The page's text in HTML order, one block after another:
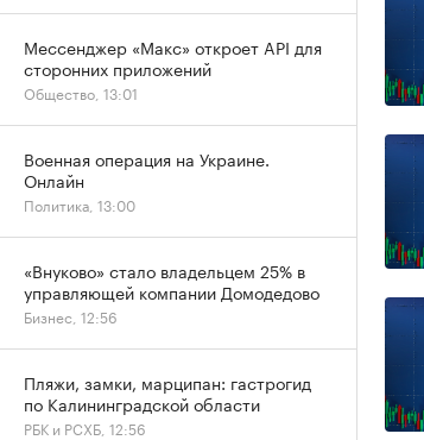
Мессенджер «Макс» откроет API для
сторонних приложений
Общество, 13:01
Военная операция на Украине.
Онлайн
Политика, 13:00
«Внуково» стало владельцем 25% в
управляющей компании Домодедово
Бизнес, 12:56
Пляжи, замки, марципан: гастрогид
по Калининградской области
РБК и РСХБ, 12:56